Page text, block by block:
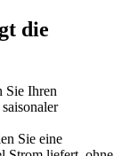
die
Sie Ihren
Sie eine